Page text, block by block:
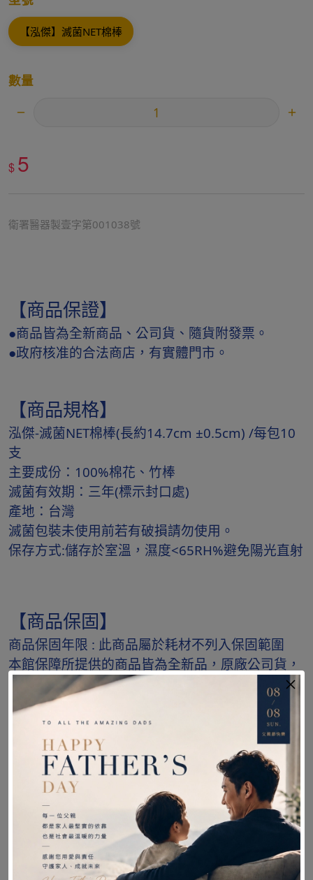
【泓傑】滅菌NET棉棒
數量
$ 5
衛署醫器製壹字第001038號
【商品保證】
●商品皆為全新商品、公司貨、隨貨附發票。
●政府核准的合法商店，有實體門市。
【商品規格】
泓傑-滅菌NET棉棒(長約14.7cm ±0.5cm) /每包10
支
主要成份：100%棉花、竹棒
滅菌有效期：三年(標示封口處)
產地：台灣
滅菌包裝未使用前若有破損請勿使用。
保存方式:儲存於室溫，濕度<65RH%避免陽光直射
【商品保固】
商品保固年限 : 此商品屬於耗材不列入保固範圍
本館保障所提供的商品皆為全新品，原廠公司貨，
由原廠授權經銷。
【下單須知】
❤隨貨附紙本發票，如發票有需要開立統一編號，
請在備註欄備註，謝謝。
❤週六日及例假日貨運不送件，只接單不出貨，假
日單統一工作日出貨。
❤感謝您的購買與支持，收到商品請先檢查產品是